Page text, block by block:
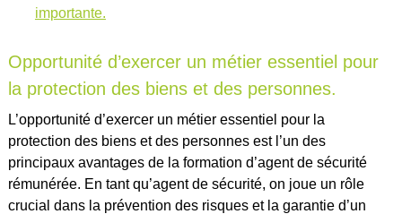
importante.
Opportunité d’exercer un métier essentiel pour
la protection des biens et des personnes.
L’opportunité d’exercer un métier essentiel pour la
protection des biens et des personnes est l’un des
principaux avantages de la formation d’agent de sécurité
rémunérée. En tant qu’agent de sécurité, on joue un rôle
crucial dans la prévention des risques et la garantie d’un